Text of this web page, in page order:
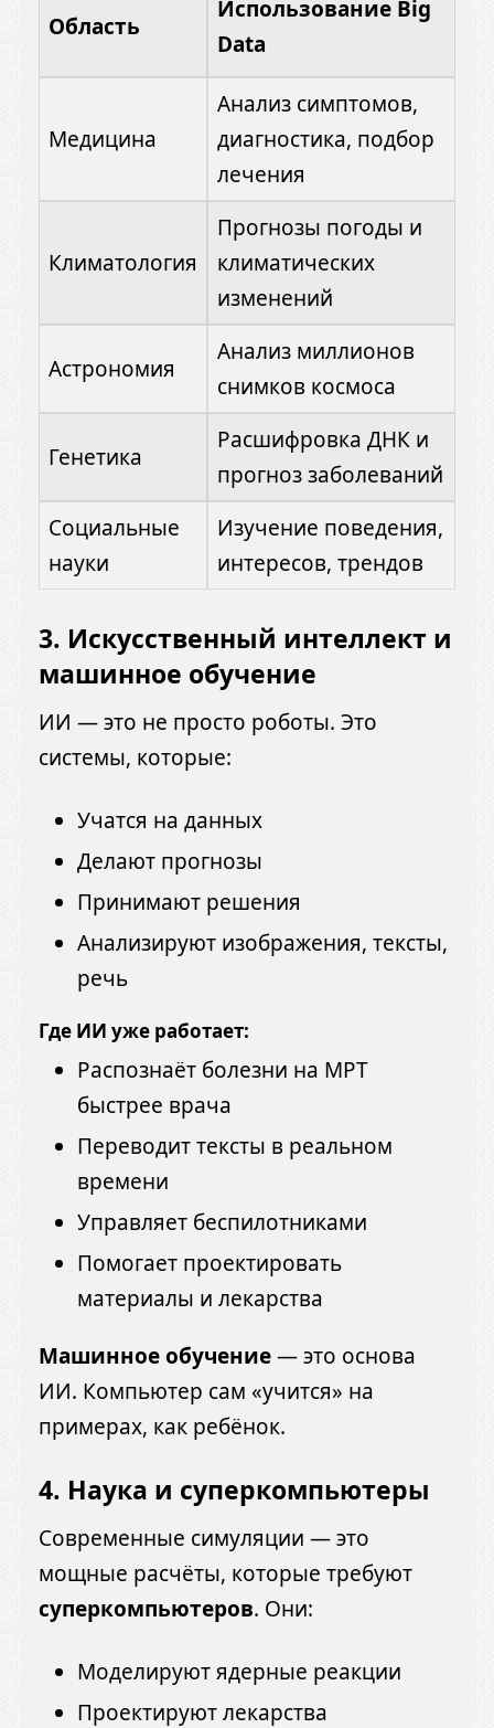
Область
Использование Big
Data
Медицина
Анализ симптомов,
диагностика, подбор
лечения
Климатология
Прогнозы погоды и
климатических
изменений
Астрономия
Анализ миллионов
снимков космоса
Генетика
Расшифровка ДНК и
прогноз заболеваний
Социальные
науки
Изучение поведения,
интересов, трендов
3. Искусственный интеллект и
машинное обучение
ИИ — это не просто роботы. Это
системы, которые:
Учатся на данных
Делают прогнозы
Принимают решения
Анализируют изображения, тексты,
речь
Где ИИ уже работает:
Распознаёт болезни на МРТ
быстрее врача
Переводит тексты в реальном
времени
Управляет беспилотниками
Помогает проектировать
материалы и лекарства
Машинное обучение— это основа
ИИ. Компьютер сам «учится» на
примерах, как ребёнок.
4. Наука и суперкомпьютеры
Современные симуляции — это
мощные расчёты, которые требуют
суперкомпьютеров. Они:
Моделируют ядерные реакции
Проектируют лекарства